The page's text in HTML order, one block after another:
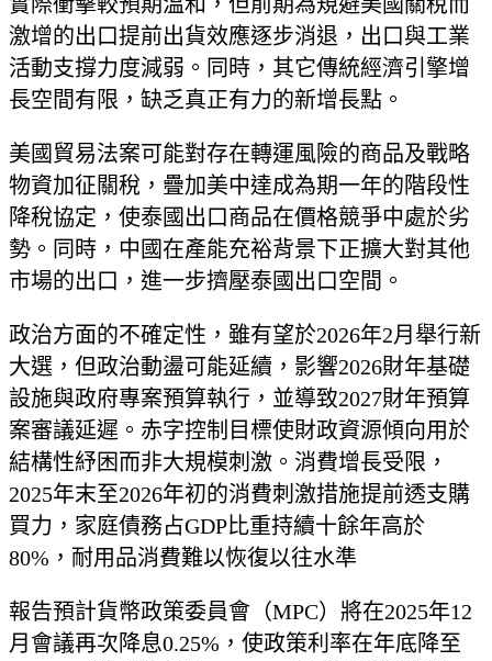
激增的出口提前出貨效應逐步消退，出口與工業
活動支撐力度減弱。同時，其它傳統經濟引擎增
長空間有限，缺乏真正有力的新增長點。
美國貿易法案可能對存在轉運風險的商品及戰略
物資加征關稅，疊加美中達成為期一年的階段性
降稅協定，使泰國出口商品在價格競爭中處於劣
勢。同時，中國在產能充裕背景下正擴大對其他
市場的出口，進一步擠壓泰國出口空間。
政治方面的不確定性，雖有望於2026年2月舉行新
大選，但政治動盪可能延續，影響2026財年基礎
設施與政府專案預算執行，並導致2027財年預算
案審議延遲。赤字控制目標使財政資源傾向用於
結構性紓困而非大規模刺激。消費增長受限，
2025年末至2026年初的消費刺激措施提前透支購
買力，家庭債務占GDP比重持續十餘年高於
80%，耐用品消費難以恢復以往水準
報告預計貨幣政策委員會（MPC）將在2025年12
月會議再次降息0.25%，使政策利率在年底降至